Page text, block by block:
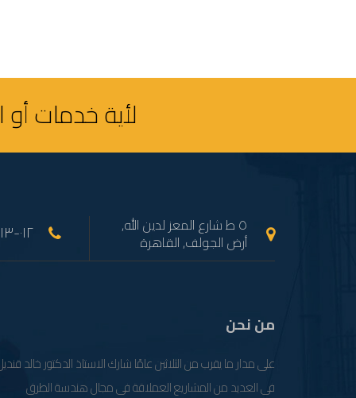
لأية خدمات
٥ ط شارع المعز لدين الله,
أرض الجولف, القاهرة (+٠٢) ٠١٢-٢٨١٣-٧٦٥٧
من نحن
على مدار ما يقرب من الثلاثين عامًا شارك الاستاذ الدكتور خالد
فى العديد من المشاريع العملاقة فى مجال هندسة الطرق